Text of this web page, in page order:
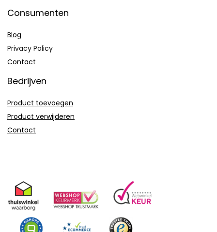
Consumenten
Blog
Privacy Policy
Contact
Bedrijven
Product toevoegen
Product verwijderen
Contact